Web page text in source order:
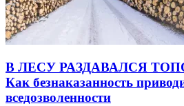
В ЛЕСУ РАЗДАВАЛСЯ
Как безнаказанность
вседозволенности